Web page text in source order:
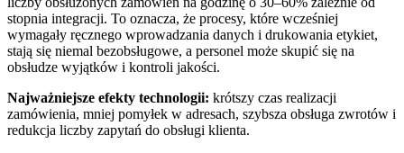
stopnia integracji. To oznacza, że procesy, które wcześniej
wymagały ręcznego wprowadzania danych i drukowania etykiet,
stają się niemal bezobsługowe, a personel może skupić się na
obsłudze wyjątków i kontroli jakości.
Najważniejsze efekty technologii: krótszy czas realizacji
zamówienia, mniej pomyłek w adresach, szybsza obsługa zwrotów i
redukcja liczby zapytań do obsługi klienta.